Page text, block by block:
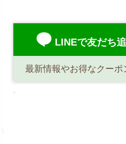
LINEで友だち
最新情報やお得なクーポ